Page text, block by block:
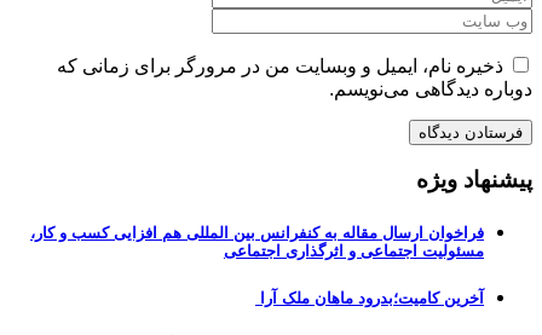
ذخیره نام، ایمیل و وبسایت من در مرورگر برای زمانی که
دوباره دیدگاهی می‌نویسم.
پیشنهاد ویژه
فراخوان ارسال مقاله به کنفرانس بین المللی هم افزایی کسب و کار،
مسئولیت اجتماعی و اثرگذاری اجتماعی
آخرین کامیت؛بدرود ماهان ملک آرا